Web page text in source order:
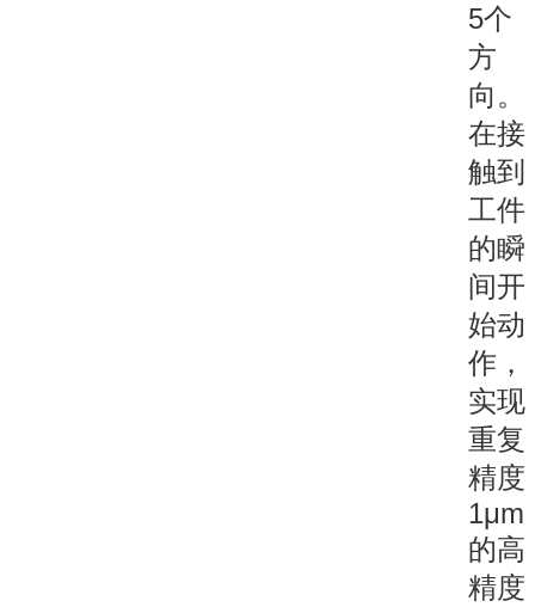
5个
方
向。
在接
触到
工件
的瞬
间开
始动
作，
实现
重复
精度
1μm
的高
精度